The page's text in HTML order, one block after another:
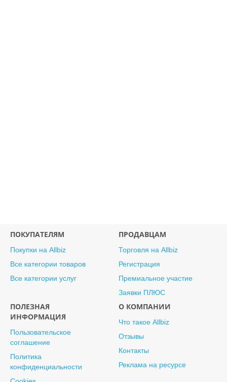
ПОКУПАТЕЛЯМ
Покупки на Allbiz
Все категории товаров
Все категории услуг
ПРОДАВЦАМ
Торговля на Allbiz
Регистрация
Премиальное участие
Заявки ПЛЮС
ПОЛЕЗНАЯ
ИНФОРМАЦИЯ
Пользовательское
соглашение
Политика
конфиденциальности
О КОМПАНИИ
Что такое Allbiz
Отзывы
Контакты
Реклама на ресурсе